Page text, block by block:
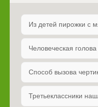
Из детей пирожки с
Человеческая
Способ вызова
Третьеклассники